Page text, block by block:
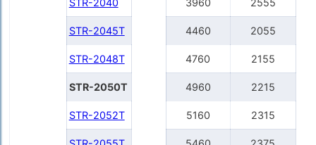
STR-2040 3960 2555
STR-2045T 4460 2055
STR-2048T 4760 2155
STR-2050T 4960 2215
STR-2052T 5160 2315